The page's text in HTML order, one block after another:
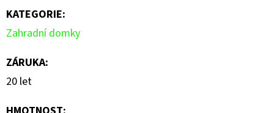
KATEGORIE:
Zahradní domky
ZÁRUKA:
20 let